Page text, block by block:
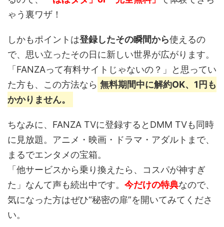
ゃう裏ワザ！
しかもポイントは登録したその瞬間から使えるの
で、思い立ったその日に新しい世界が広がります。
「FANZAって有料サイトじゃないの？」と思ってい
た方も、この方法なら 無料期間中に解約OK、1円も
かかりません。
ちなみに、FANZA TVに登録するとDMM TVも同時
に見放題。アニメ・映画・ドラマ・アダルトまで、
まるでエンタメの宝箱。
「他サービスから乗り換えたら、コスパが神すぎ
た」なんて声も続出中です。 今だけの特典なので、
気になった方はぜひ“秘密の扉”を開いてみてくださ
い。